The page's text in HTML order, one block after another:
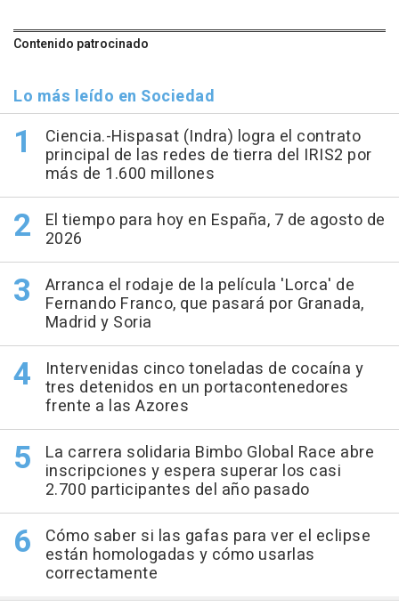
Contenido patrocinado
Lo más leído en Sociedad
Ciencia.-Hispasat (Indra) logra el contrato
principal de las redes de tierra del IRIS2 por
más de 1.600 millones
El tiempo para hoy en España, 7 de agosto de
2026
Arranca el rodaje de la película 'Lorca' de
Fernando Franco, que pasará por Granada,
Madrid y Soria
Intervenidas cinco toneladas de cocaína y
tres detenidos en un portacontenedores
frente a las Azores
La carrera solidaria Bimbo Global Race abre
inscripciones y espera superar los casi
2.700 participantes del año pasado
Cómo saber si las gafas para ver el eclipse
están homologadas y cómo usarlas
correctamente